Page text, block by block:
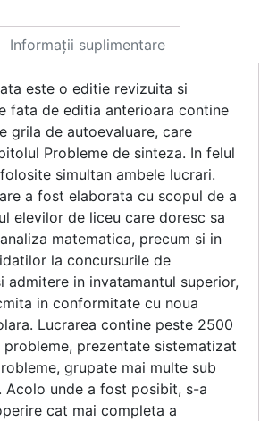
Informații suplimentare
este o editie revizuita si
fata de editia anterioara contine
grila de autoevaluare, care
Probleme de sinteza. In felul
simultan ambele lucrari.
a fost elaborata cu scopul de a
elevilor de liceu care doresc sa
matematica, precum si in
la concursurile de
admitere in invatamantul superior,
in conformitate cu noua
Lucrarea contine peste 2500
prezentate sistematizat
grupate mai multe sub
Acolo unde a fost posibit, s-a
cat mai completa a